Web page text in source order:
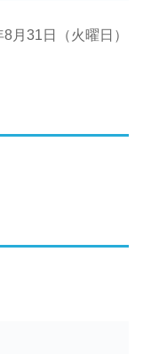
月31日（火曜日）